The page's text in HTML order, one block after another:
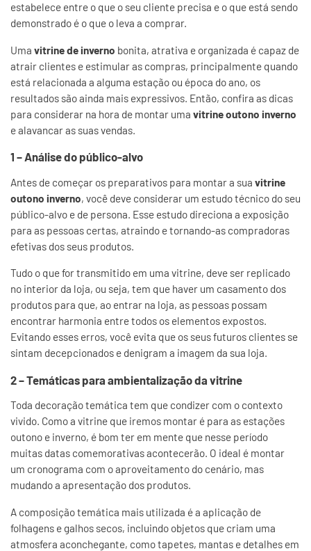
estabelece entre o que o seu cliente precisa e o que está sendo
demonstrado é o que o leva a comprar.
Uma vitrine de inverno bonita, atrativa e organizada é capaz de
atrair clientes e estimular as compras, principalmente quando
está relacionada a alguma estação ou época do ano, os
resultados são ainda mais expressivos. Então, confira as dicas
para considerar na hora de montar uma vitrine outono inverno
e alavancar as suas vendas.
1 – Análise do público-alvo
Antes de começar os preparativos para montar a sua vitrine
outono inverno, você deve considerar um estudo técnico do seu
público-alvo e de persona. Esse estudo direciona a exposição
para as pessoas certas, atraindo e tornando-as compradoras
efetivas dos seus produtos.
Tudo o que for transmitido em uma vitrine, deve ser replicado
no interior da loja, ou seja, tem que haver um casamento dos
produtos para que, ao entrar na loja, as pessoas possam
encontrar harmonia entre todos os elementos expostos.
Evitando esses erros, você evita que os seus futuros clientes se
sintam decepcionados e denigram a imagem da sua loja.
2 – Temáticas para ambientalização da vitrine
Toda decoração temática tem que condizer com o contexto
vivido. Como a vitrine que iremos montar é para as estações
outono e inverno, é bom ter em mente que nesse período
muitas datas comemorativas acontecerão. O ideal é montar
um cronograma com o aproveitamento do cenário, mas
mudando a apresentação dos produtos.
A composição temática mais utilizada é a aplicação de
folhagens e galhos secos, incluindo objetos que criam uma
atmosfera aconchegante, como tapetes, mantas e detalhes em